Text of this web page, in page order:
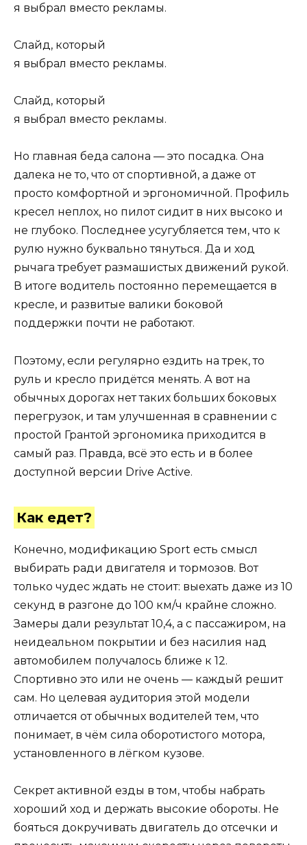
я выбрал вместо рекламы.
Слайд, который
я выбрал вместо рекламы.
Слайд, который
я выбрал вместо рекламы.
Но главная беда салона — это посадка. Она
далека не то, что от спортивной, а даже от
просто комфортной и эргономичной. Профиль
кресел неплох, но пилот сидит в них высоко и
не глубоко. Последнее усугубляется тем, что к
рулю нужно буквально тянуться. Да и ход
рычага требует размашистых движений рукой.
В итоге водитель постоянно перемещается в
кресле, и развитые валики боковой
поддержки почти не работают.
Поэтому, если регулярно ездить на трек, то
руль и кресло придётся менять. А вот на
обычных дорогах нет таких больших боковых
перегрузок, и там улучшенная в сравнении с
простой Грантой эргономика приходится в
самый раз. Правда, всё это есть и в более
доступной версии Drive Active.
Как едет?
Конечно, модификацию Sport есть смысл
выбирать ради двигателя и тормозов. Вот
только чудес ждать не стоит: выехать даже из 10
секунд в разгоне до 100 км/ч крайне сложно.
Замеры дали результат 10,4, а с пассажиром, на
неидеальном покрытии и без насилия над
автомобилем получалось ближе к 12.
Спортивно это или не очень — каждый решит
сам. Но целевая аудитория этой модели
отличается от обычных водителей тем, что
понимает, в чём сила оборотистого мотора,
установленного в лёгком кузове.
Секрет активной езды в том, чтобы набрать
хороший ход и держать высокие обороты. Не
бояться докручивать двигатель до отсечки и